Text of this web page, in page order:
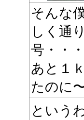
そんな
しく通
号・・・
あと１
たのに
という